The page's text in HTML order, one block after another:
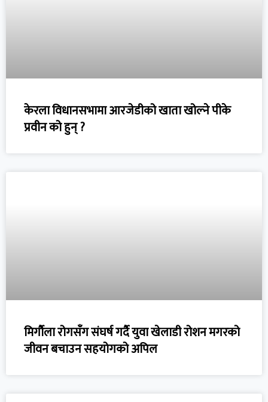
केरला विधानसभामा आरजेडीको खाता खोल्ने पीके
प्रवीन को हुन् ?
मिर्गौला रोगसँग संघर्ष गर्दै युवा खेलाडी रोशन मगरको
जीवन बचाउन सहयोगको अपिल